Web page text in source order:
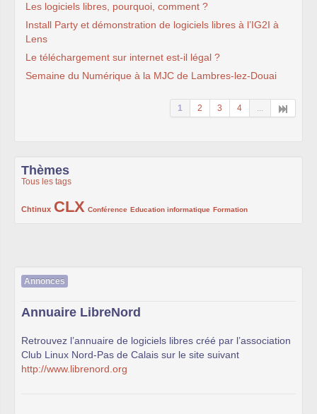
Les logiciels libres, pourquoi, comment ?
Install Party et démonstration de logiciels libres à l’IG2I à
Lens
Le téléchargement sur internet est-il légal ?
Semaine du Numérique à la MJC de Lambres-lez-Douai
1 2 3 4 ...
Thèmes
Tous les tags
Chtinux
222/1002CLX
1002/1002 Conférence
132/1002 Education informatique
119/1002 Formation
168/1002
Annonces
Annuaire LibreNord
Retrouvez l’annuaire de logiciels libres créé par l’association
Club Linux Nord-Pas de Calais sur le site suivant
http://www.librenord.org